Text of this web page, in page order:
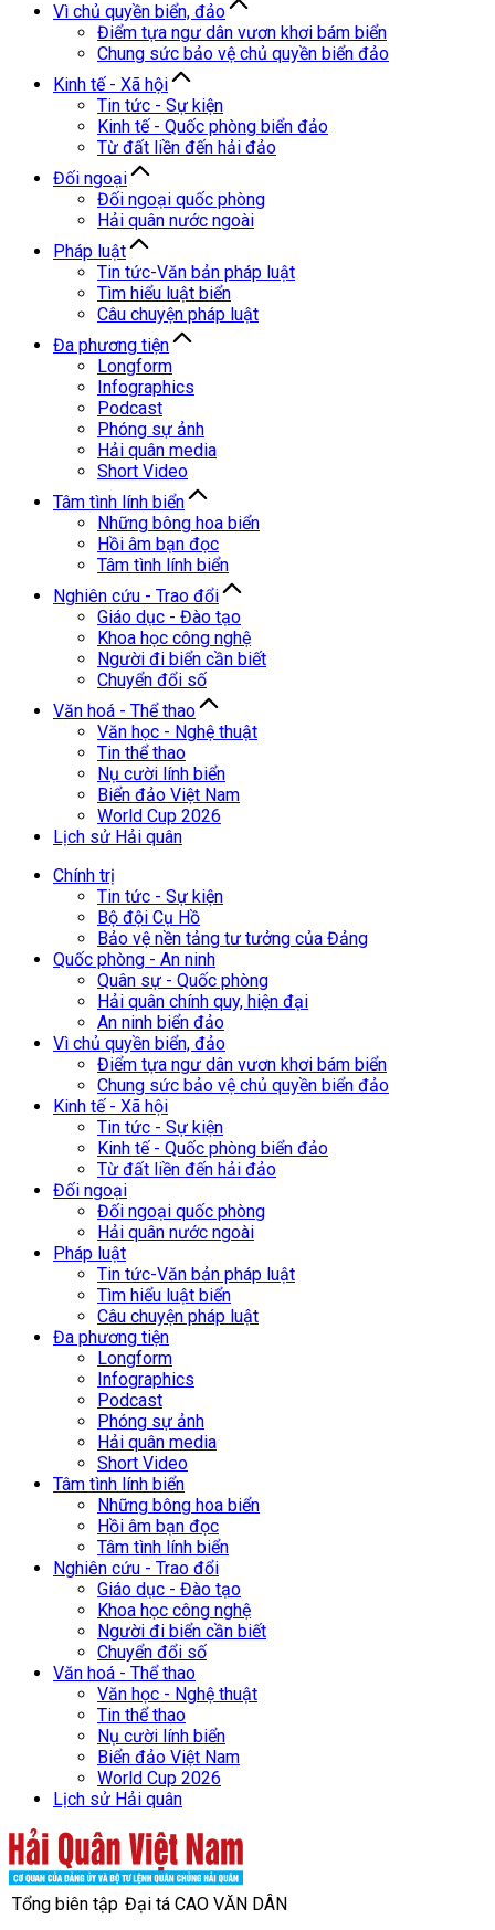
Vì chủ quyền biển, đảo
Điểm tựa ngư dân vươn khơi bám biển
Chung sức bảo vệ chủ quyền biển đảo
Kinh tế - Xã hội
Tin tức - Sự kiện
Kinh tế - Quốc phòng biển đảo
Từ đất liền đến hải đảo
Đối ngoại
Đối ngoại quốc phòng
Hải quân nước ngoài
Pháp luật
Tin tức-Văn bản pháp luật
Tìm hiểu luật biển
Câu chuyện pháp luật
Đa phương tiện
Longform
Infographics
Podcast
Phóng sự ảnh
Hải quân media
Short Video
Tâm tình lính biển
Những bông hoa biển
Hồi âm bạn đọc
Tâm tình lính biển
Nghiên cứu - Trao đổi
Giáo dục - Đào tạo
Khoa học công nghệ
Người đi biển cần biết
Chuyển đổi số
Văn hoá - Thể thao
Văn học - Nghệ thuật
Tin thể thao
Nụ cười lính biển
Biển đảo Việt Nam
World Cup 2026
Lịch sử Hải quân
Chính trị
Tin tức - Sự kiện
Bộ đội Cụ Hồ
Bảo vệ nền tảng tư tưởng của Đảng
Quốc phòng - An ninh
Quân sự - Quốc phòng
Hải quân chính quy, hiện đại
An ninh biển đảo
Vì chủ quyền biển, đảo
Điểm tựa ngư dân vươn khơi bám biển
Chung sức bảo vệ chủ quyền biển đảo
Kinh tế - Xã hội
Tin tức - Sự kiện
Kinh tế - Quốc phòng biển đảo
Từ đất liền đến hải đảo
Đối ngoại
Đối ngoại quốc phòng
Hải quân nước ngoài
Pháp luật
Tin tức-Văn bản pháp luật
Tìm hiểu luật biển
Câu chuyện pháp luật
Đa phương tiện
Longform
Infographics
Podcast
Phóng sự ảnh
Hải quân media
Short Video
Tâm tình lính biển
Những bông hoa biển
Hồi âm bạn đọc
Tâm tình lính biển
Nghiên cứu - Trao đổi
Giáo dục - Đào tạo
Khoa học công nghệ
Người đi biển cần biết
Chuyển đổi số
Văn hoá - Thể thao
Văn học - Nghệ thuật
Tin thể thao
Nụ cười lính biển
Biển đảo Việt Nam
World Cup 2026
Lịch sử Hải quân
Tổng biên tập Đại tá CAO VĂN DÂN